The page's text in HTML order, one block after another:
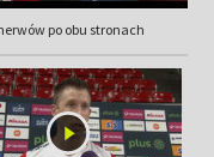
po obu stronach